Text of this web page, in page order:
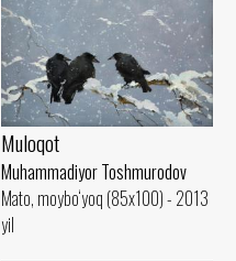
Muloqot
Muhammadiyor Toshmurodov
Mato, moybo‘yoq (85x100) - 2013
yil